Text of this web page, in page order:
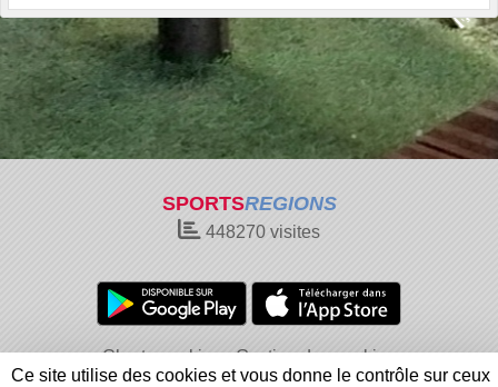
SPORTSREGIONS
448270 visites
Charte cookies
Gestion des cookies
Informations légales
Signaler un contenu inapproprié
Ce site utilise des cookies et vous donne le contrôle sur ceux